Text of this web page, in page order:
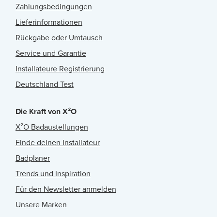
Zahlungsbedingungen
Lieferinformationen
Rückgabe oder Umtausch
Service und Garantie
Installateure Registrierung
Deutschland Test
Die Kraft von X²O
X²O Badaustellungen
Finde deinen Installateur
Badplaner
Trends und Inspiration
Für den Newsletter anmelden
Unsere Marken